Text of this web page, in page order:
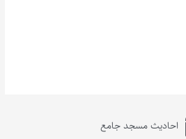
احادیث مسجد جامع